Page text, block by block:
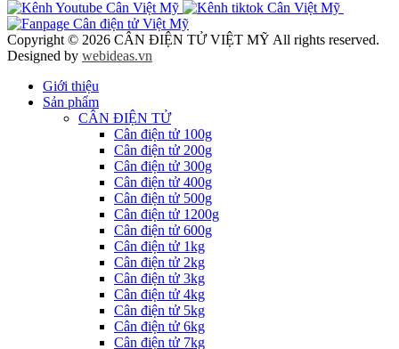
Copyright © 2026 CÂN ĐIỆN TỬ VIỆT MỸ All rights reserved.
Designed by webideas.vn
Giới thiệu
Sản phẩm
CÂN ĐIỆN TỬ
Cân điện tử 100g
Cân điện tử 200g
Cân điện tử 300g
Cân điện tử 400g
Cân điện tử 500g
Cân điện tử 1200g
Cân điện tử 600g
Cân điện tử 1kg
Cân điện tử 2kg
Cân điện tử 3kg
Cân điện tử 4kg
Cân điện tử 5kg
Cân điện tử 6kg
Cân điện tử 7kg